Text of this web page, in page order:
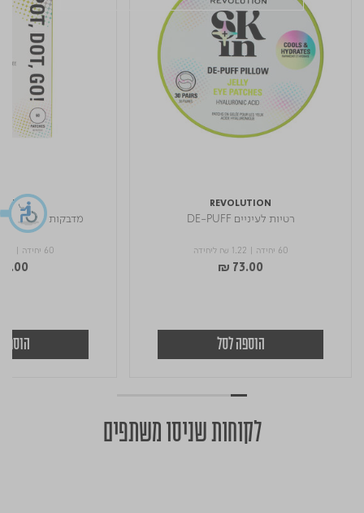
REVOLUTION
רטיות לעיניים DE-PUFF
60 יחידה |
₪ 1.22 ליחידה
₪ 73.00
הוספה לסל
מדבקות לפצעונים SPOT DOT GO
60 יחידה |
לקוחות שניסו משתפים